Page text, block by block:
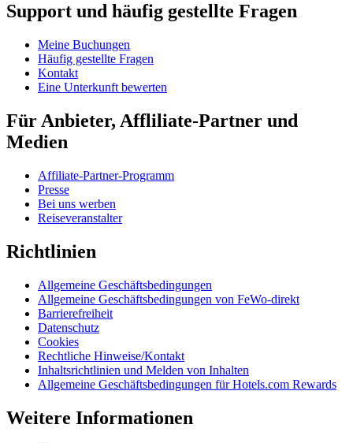
Support und häufig gestellte Fragen
Meine Buchungen
Häufig gestellte Fragen
Kontakt
Eine Unterkunft bewerten
Für Anbieter, Affliliate-Partner und
Medien
Affiliate-Partner-Programm
Presse
Bei uns werben
Reiseveranstalter
Richtlinien
Allgemeine Geschäftsbedingungen
Allgemeine Geschäftsbedingungen von FeWo-direkt
Barrierefreiheit
Datenschutz
Cookies
Rechtliche Hinweise/Kontakt
Inhaltsrichtlinien und Melden von Inhalten
Allgemeine Geschäftsbedingungen für Hotels.com Rewards
Weitere Informationen